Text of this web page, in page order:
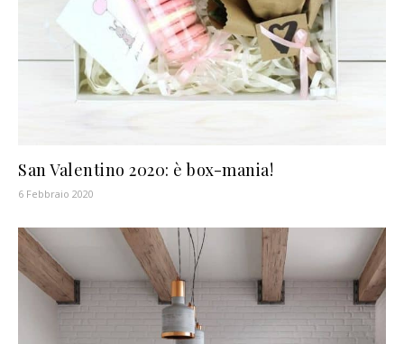
San Valentino 2020: è box-mania!
6 Febbraio 2020